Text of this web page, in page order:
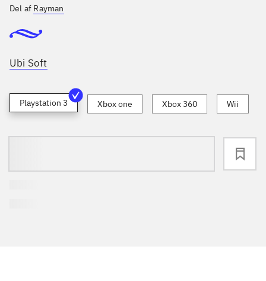
Del af Rayman
Ubi Soft
Playstation 3 Xbox one Xbox 360 Wii